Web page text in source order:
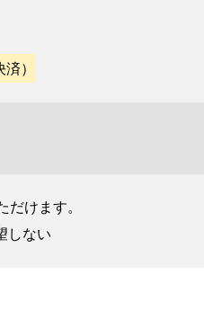
）
けます。
しない